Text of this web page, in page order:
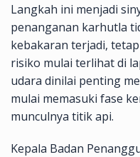
Langkah ini menjadi
penanganan karhutla
kebakaran terjadi,
risiko mulai terlihat di
udara dinilai penting
mulai memasuki fase
munculnya titik api.
Kepala Badan